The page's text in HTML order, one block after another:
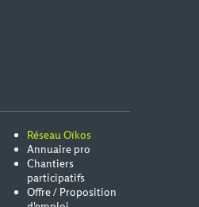
Réseau Oïkos
Annuaire pro
Chantiers
participatifs
Offre / Proposition